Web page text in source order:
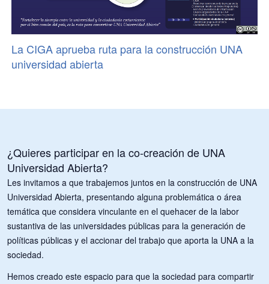
La CIGA aprueba ruta para la construcción UNA
universidad abierta
¿Quieres participar en la co-creación de UNA
Universidad Abierta?
Les invitamos a que trabajemos juntos en la construcción de UNA
Universidad Abierta, presentando alguna problemática o área
temática que considera vinculante en el quehacer de la labor
sustantiva de las universidades públicas para la generación de
políticas públicas y el accionar del trabajo que aporta la UNA a la
sociedad.
Hemos creado este espacio para que la sociedad para compartir